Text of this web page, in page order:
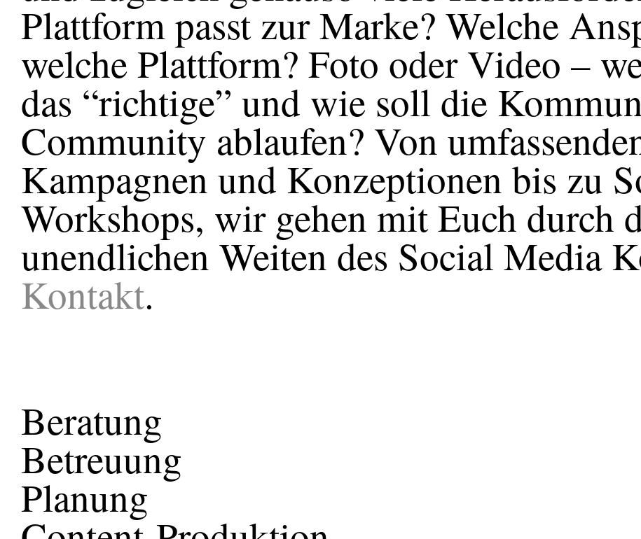
Plattform passt zur Marke? Welche
welche Plattform? Foto oder Video –
das “richtige” und wie soll die
Community ablaufen? Von
Kampagnen und Konzeptionen bis zu
Workshops, wir gehen mit Euch durch
unendlichen Weiten des Social Media
Kontakt.
Beratung
Betreuung
Planung